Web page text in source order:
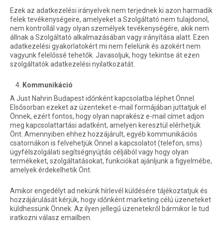
Ezek az adatkezelési irányelvek nem terjednek ki azon harmadik
felek tevékenységeire, amelyeket a Szolgáltató nem tulajdonol,
nem kontrollál vagy olyan személyek tevékenységére, akik nem
állnak a Szolgáltató alkalmazásában vagy irányítása alatt. Ezen
adatkezelési gyakorlatokért mi nem felelünk és azokért nem
vagyunk felelőssé tehetők. Javasoljuk, hogy tekintse át ezen
szolgáltatók adatkezelési nyilatkozatát.
Kommunikáció
A Just Nahrin Budapest időnként kapcsolatba léphet Önnel.
Elsősorban ezeket az üzenteket e-mail formájában juttatjuk el
Önnek, ezért fontos, hogy olyan naprakész e-mail címet adjon
meg kapcsolattartási adatként, amelyen keresztül elérhetjük
Önt. Amennyiben ehhez hozzájárult, egyéb kommunikációs
csatornákon is felvehetjük Önnel a kapcsolatot (telefon, sms)
ügyfélszolgálati segítségnyújtás céljából vagy hogy olyan
termékeket, szolgáltatásokat, funkciókat ajánljunk a figyelmébe,
amelyek érdekelhetik Önt.
Amikor engedélyt ad nekünk hírlevél küldésére tájékoztatjuk és
hozzájárulását kérjük, hogy időnként marketing célú üzeneteket
küldhessünk Önnek. Az ilyen jellegű üzenetekről bármikor le tud
iratkozni válasz emailben.